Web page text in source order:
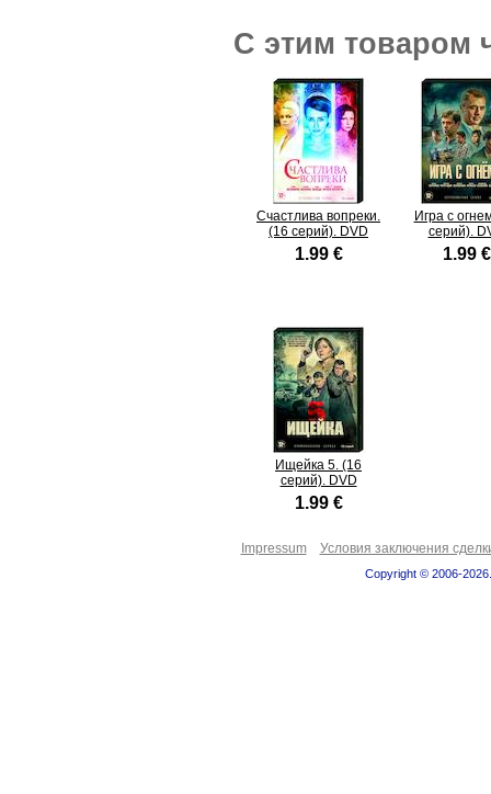
С этим товаром
Счастлива вопреки.
(16 серий). DVD
1.99 €
Игра с
серий).
1.99 €
Ищейка 5. (16
серий). DVD
1.99 €
Impressum Условия заключения
Copyright © 2006-